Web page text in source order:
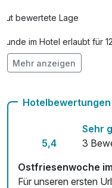
Gut bewertete Lage
Hunde im Hotel erlaubt für
Auch vegetarische Speisen
Mehr anzeigen
Hotelbewertungen
5,4
Sehr
3
Ostfriesenwoche
Für unseren ersten Urlaub an der Deutschen Nordsee